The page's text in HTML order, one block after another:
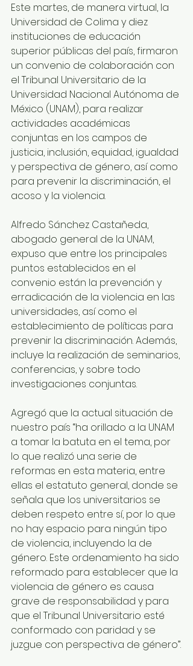
Este martes, de manera virtual, la
Universidad de Colima y diez
instituciones de educación
superior públicas del país, firmaron
un convenio de colaboración con
el Tribunal Universitario de la
Universidad Nacional Autónoma de
México (UNAM), para realizar
actividades académicas
conjuntas en los campos de
justicia, inclusión, equidad, igualdad
y perspectiva de género, así como
para prevenir la discriminación, el
acoso y la violencia.
Alfredo Sánchez Castañeda,
abogado general de la UNAM,
expuso que entre los principales
puntos establecidos en el
convenio están la prevención y
erradicación de la violencia en las
universidades, así como el
establecimiento de políticas para
prevenir la discriminación. Además,
incluye la realización de seminarios,
conferencias, y sobre todo
investigaciones conjuntas.
Agregó que la actual situación de
nuestro país “ha orillado a la UNAM
a tomar la batuta en el tema, por
lo que realizó una serie de
reformas en esta materia, entre
ellas el estatuto general, donde se
señala que los universitarios se
deben respeto entre sí, por lo que
no hay espacio para ningún tipo
de violencia, incluyendo la de
género. Este ordenamiento ha sido
reformado para establecer que la
violencia de género es causa
grave de responsabilidad y para
que el Tribunal Universitario esté
conformado con paridad y se
juzgue con perspectiva de género”.